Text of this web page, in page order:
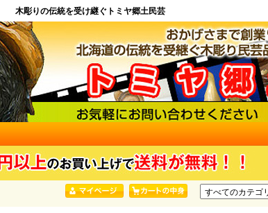
木彫りの伝統を受け継ぐトミヤ郷土民芸